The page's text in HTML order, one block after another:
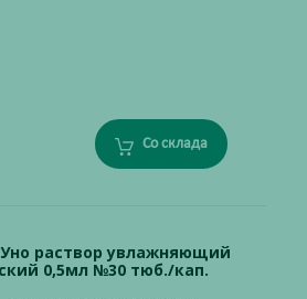
Со склада
раствор увлажняющий
0,5мл №30 тюб./кап.